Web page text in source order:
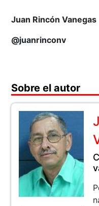
Juan Rincón Vanegas
@juanrinconv
Sobre el autor